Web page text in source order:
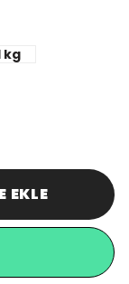
kg
EKLE